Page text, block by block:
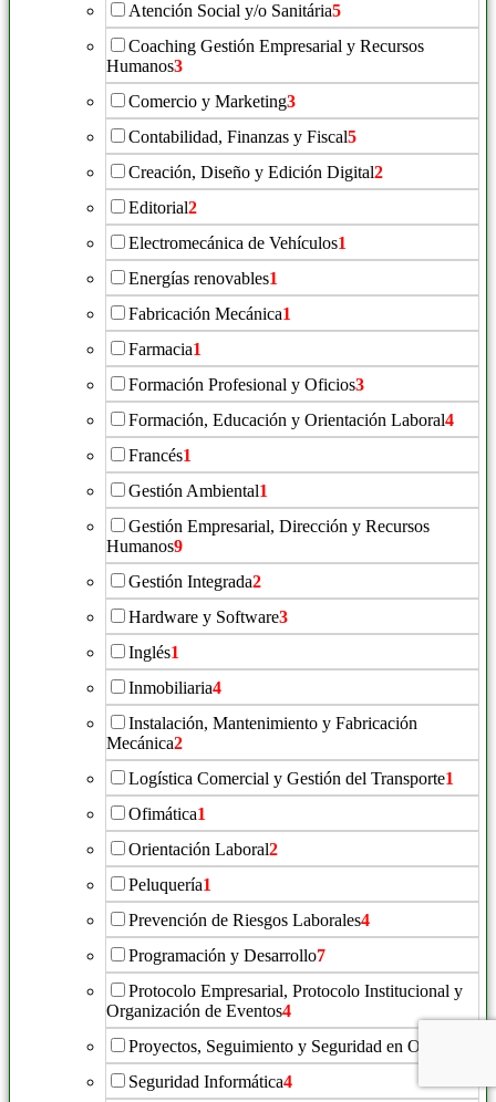
Atención Social y/o Sanitária5
Coaching Gestión Empresarial y Recursos
Humanos3
Comercio y Marketing3
Contabilidad, Finanzas y Fiscal5
Creación, Diseño y Edición Digital2
Editorial2
Electromecánica de Vehículos1
Energías renovables1
Fabricación Mecánica1
Farmacia1
Formación Profesional y Oficios3
Formación, Educación y Orientación Laboral4
Francés1
Gestión Ambiental1
Gestión Empresarial, Dirección y Recursos
Humanos9
Gestión Integrada2
Hardware y Software3
Inglés1
Inmobiliaria4
Instalación, Mantenimiento y Fabricación
Mecánica2
Logística Comercial y Gestión del Transporte1
Ofimática1
Orientación Laboral2
Peluquería1
Prevención de Riesgos Laborales4
Programación y Desarrollo7
Protocolo Empresarial, Protocolo Institucional y
Organización de Eventos4
Proyectos, Seguimiento y Seguridad en Obras
Seguridad Informática4